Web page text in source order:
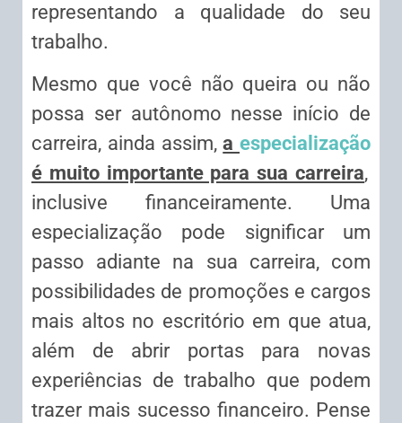
representando a qualidade do seu
trabalho.
Mesmo que você não queira ou não
possa ser autônomo nesse início de
carreira, ainda assim,a especialização
é muito importante para sua carreira,
inclusive financeiramente. Uma
especialização pode significar um
passo adiante na sua carreira, com
possibilidades de promoções e cargos
mais altos no escritório em que atua,
além de abrir portas para novas
experiências de trabalho que podem
trazer mais sucesso financeiro. Pense